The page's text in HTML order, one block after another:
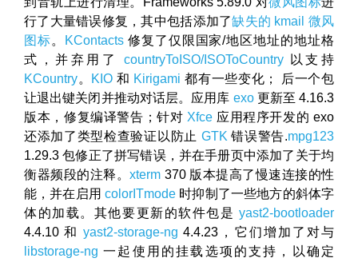
行了大量错误修复，其中包括添加了缺失的 kmail 微风
图标。 KContacts修复了仅限国家/地区地址的地址格
式，并弃用了countryToISO/ISOToCountry 以支持
KCountry。 KIO 和 Kirigami 都有一些变化； 后一个包
让退出键关闭并推动对话层。应用库 exo更新至 4.16.3
版本，修复编译警告；针对 Xfce 应用程序开发的 exo
还添加了类型检查验证以防止 GTK 错误警告.mpg123
1.29.3 包修正了拼写错误，并在手册页中添加了关于均
衡器频段的注释。 xterm 370 版本提高了慢速连接的性
能，并在启用colorITmode 时抑制了一些地方的斜体字
体的加载。其他要更新的软件包是 yast2-bootloader
4.4.10 和yast2-storage-ng 4.4.23，它们增加了对与
libstorage-ng 一起使用的挂载选项的支持，以确定